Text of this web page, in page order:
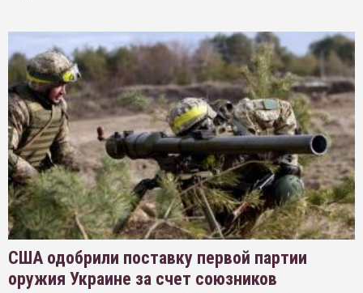
США одобрили поставку первой партии
оружия Украине за счет союзников